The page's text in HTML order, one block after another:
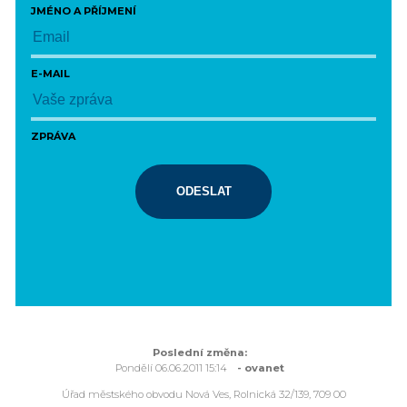
JMÉNO A PŘÍJMENÍ
E-MAIL
ZPRÁVA
ODESLAT
Poslední změna:
Pondělí 06.06.2011 15:14
- ovanet
Úřad městského obvodu Nová Ves, Rolnická 32/139, 709 00